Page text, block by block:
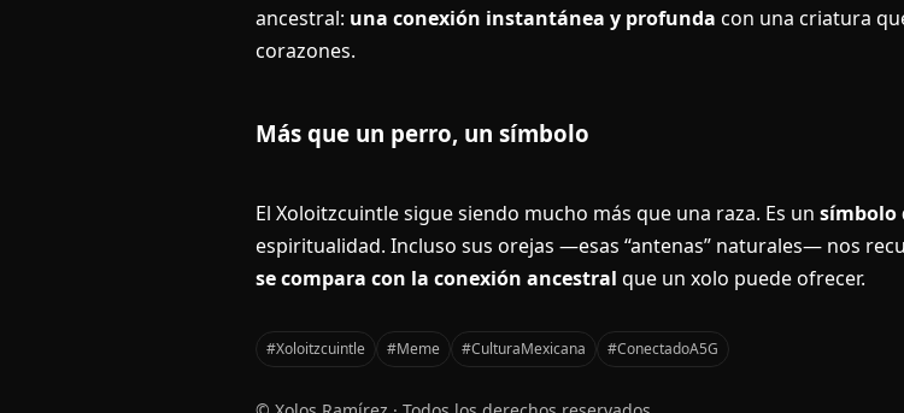
ancestral: una conexión instantánea y profunda con una criatura
corazones.
Más que un perro, un símbolo
El Xoloitzcuintle sigue siendo mucho más que una raza. Es un símbolo
espiritualidad. Incluso sus orejas —esas “antenas” naturales— nos
se compara con la conexión ancestral que un xolo puede ofrecer.
#Xoloitzcuintle #Meme #CulturaMexicana #ConectadoA5G